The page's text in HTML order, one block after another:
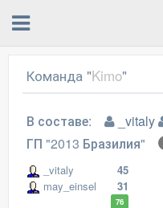
Команда "Kimo"
В составе: _vitaly
ГП "2013 Бразилия"
_vitaly 45
may_einsel
31
76